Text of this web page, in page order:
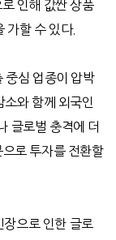
인해 값싼 상품
가할 수 있다.
중심 업종이 압박
소와 함께 외국인
글로벌 충격에 더
로 투자를 전환할
으로 인한 글로